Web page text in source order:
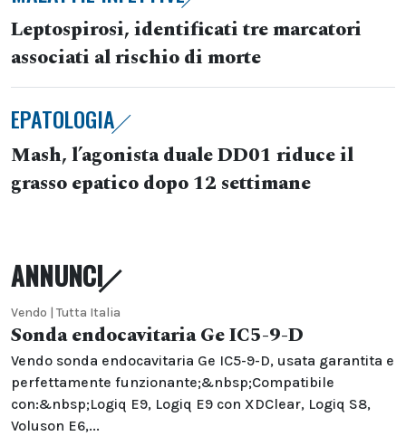
Leptospirosi, identificati tre marcatori
associati al rischio di morte
EPATOLOGIA
Mash, l’agonista duale DD01 riduce il
grasso epatico dopo 12 settimane
ANNUNCI
Vendo | Tutta Italia
Sonda endocavitaria Ge IC5-9-D
Vendo sonda endocavitaria Ge IC5-9-D, usata garantita e
perfettamente funzionante;&nbsp;Compatibile
con:&nbsp;Logiq E9, Logiq E9 con XDClear, Logiq S8,
Voluson E6,...